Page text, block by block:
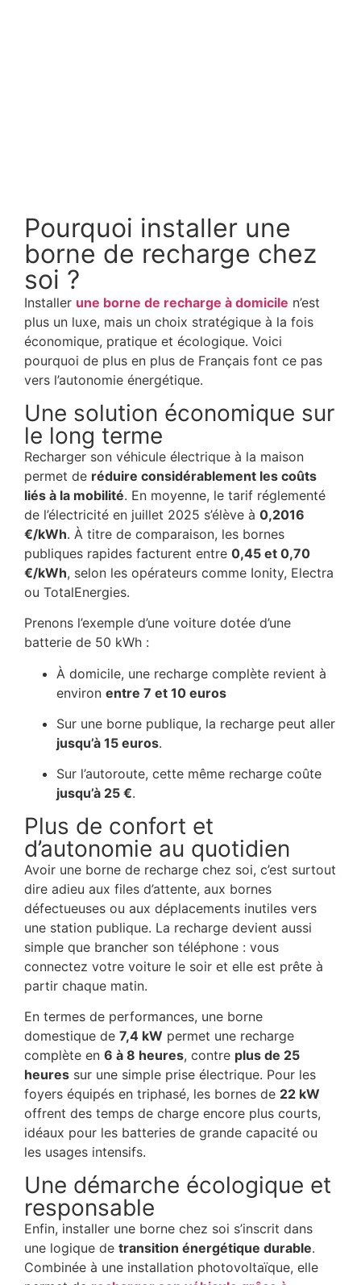
Pourquoi installer une
borne de recharge chez
soi ?
Installer une borne de recharge à domicile n’est
plus un luxe, mais un choix stratégique à la fois
économique, pratique et écologique. Voici
pourquoi de plus en plus de Français font ce pas
vers l’autonomie énergétique.
Une solution économique sur
le long terme
Recharger son véhicule électrique à la maison
permet de réduire considérablement les coûts
liés à la mobilité. En moyenne, le tarif réglementé
de l’électricité en juillet 2025 s’élève à 0,2016
€/kWh. À titre de comparaison, les bornes
publiques rapides facturent entre 0,45 et 0,70
€/kWh, selon les opérateurs comme Ionity, Electra
ou TotalEnergies.
Prenons l’exemple d’une voiture dotée d’une
batterie de 50 kWh :
À domicile, une recharge complète revient à
environ entre 7 et 10 euros
Sur une borne publique, la recharge peut aller
jusqu’à 15 euros.
Sur l’autoroute, cette même recharge coûte
jusqu’à 25 €.
Plus de confort et
d’autonomie au quotidien
Avoir une borne de recharge chez soi, c’est surtout
dire adieu aux files d’attente, aux bornes
défectueuses ou aux déplacements inutiles vers
une station publique. La recharge devient aussi
simple que brancher son téléphone : vous
connectez votre voiture le soir et elle est prête à
partir chaque matin.
En termes de performances, une borne
domestique de 7,4 kW permet une recharge
complète en 6 à 8 heures, contre plus de 25
heures sur une simple prise électrique. Pour les
foyers équipés en triphasé, les bornes de 22 kW
offrent des temps de charge encore plus courts,
idéaux pour les batteries de grande capacité ou
les usages intensifs.
Une démarche écologique et
responsable
Enfin, installer une borne chez soi s’inscrit dans
une logique de transition énergétique durable.
Combinée à une installation photovoltaïque, elle